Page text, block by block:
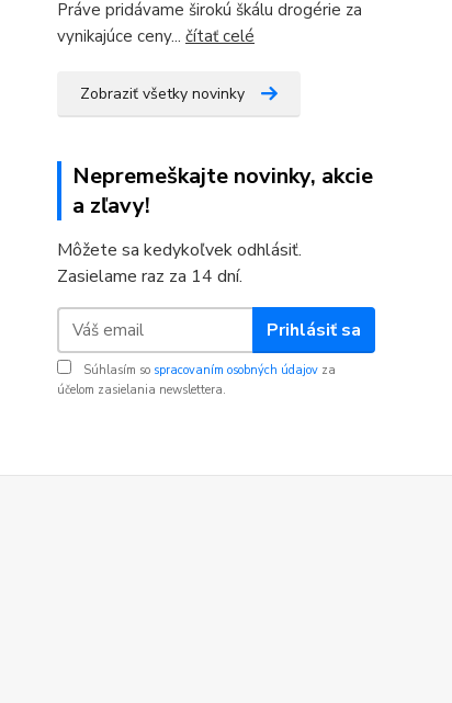
Práve pridávame širokú škálu drogérie za
vynikajúce ceny... čítať celé
Zobraziť všetky novinky
Nepremeškajte novinky, akcie
a zľavy!
Môžete sa kedykoľvek odhlásiť.
Zasielame raz za 14 dní.
Prihlásiť sa
Súhlasím so spracovaním osobných údajov za
účelom zasielania newslettera.